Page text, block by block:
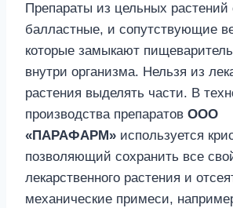
Препараты из цельных растений
балластные, и сопутствующие
которые замыкают
внутри организма. Нельзя из
растения выделять части. В
производства препаратов ООО
«ПАРАФАРМ» используется
позволяющий сохранить все
лекарственного растения и
механические примеси,